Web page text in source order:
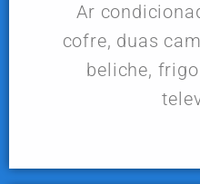
Ar
cofre, duas
beliche,